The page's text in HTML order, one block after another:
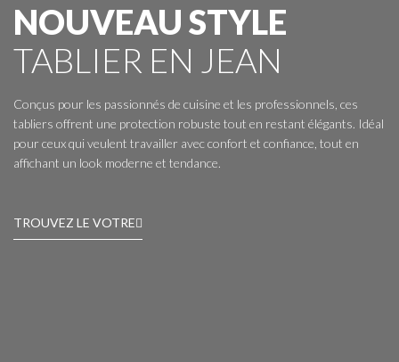
NOUVEAU STYLE
TABLIER EN JEAN
Conçus pour les passionnés de cuisine et les professionnels, ces
tabliers offrent une protection robuste tout en restant élégants. Idéal
pour ceux qui veulent travailler avec confort et confiance, tout en
affichant un look moderne et tendance.
TROUVEZ LE VOTRE